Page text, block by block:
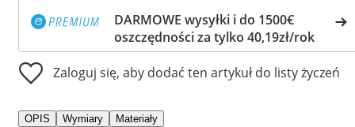
DARMOWE wysyłki i do 1500€
oszczędności za tylko 40,19zł/rok
Zaloguj się, aby dodać ten artykuł do listy życzeń
OPIS Wymiary Materiały